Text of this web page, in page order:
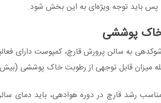
باید توجه ویژه‌ای به این بخش شود.
پوششی
میزان قابل توجهی از رطوبت خاک پوششی
رشد قارچ در دوره هوادهی، باید دمای